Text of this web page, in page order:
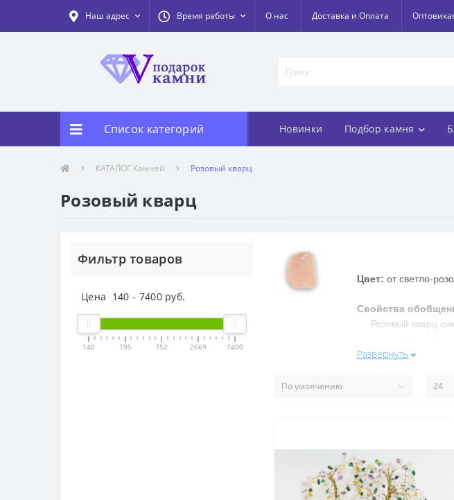
Наш адрес Время работы О нас Доставка и Оплата
Список категорий Новинки Подбор камня
КАТАЛОГ Камней Розовый кварц
Розовый кварц
Фильтр товаров
Цена 140 - 7400руб.
140 195 752 2669 7400
Цвет: от светло-
Свойства
Розовый кварц
Улучшает
Месторождения в
Месторождения за
Развернуть